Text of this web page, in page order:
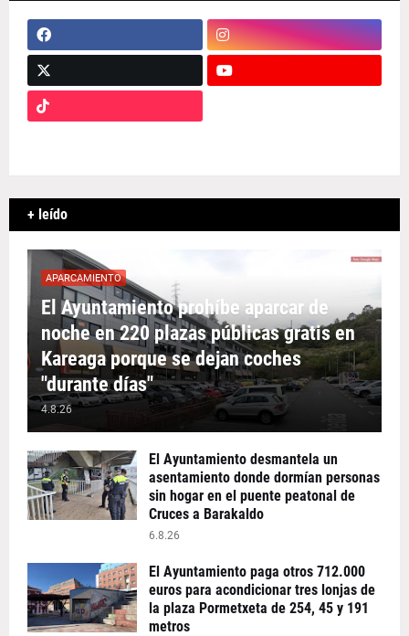
+ leído
APARCAMIENTO
El Ayuntamiento prohíbe aparcar de
noche en 220 plazas públicas gratis en
Kareaga porque se dejan coches
"durante días"
4.8.26
El Ayuntamiento desmantela un
asentamiento donde dormían personas
sin hogar en el puente peatonal de
Cruces a Barakaldo
6.8.26
El Ayuntamiento paga otros 712.000
euros para acondicionar tres lonjas de
la plaza Pormetxeta de 254, 45 y 191
metros